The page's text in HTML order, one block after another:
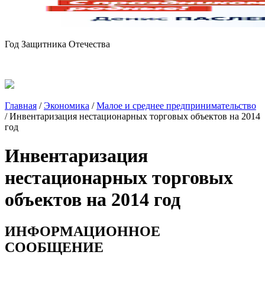
Год Защитника Отечества
Главная /Экономика /Малое и среднее предпринимательство
/Инвентаризация нестационарных торговых объектов на 2014
год
Инвентаризация
нестационарных торговых
объектов на 2014 год
ИНФОРМАЦИОННОЕ
СООБЩЕНИЕ